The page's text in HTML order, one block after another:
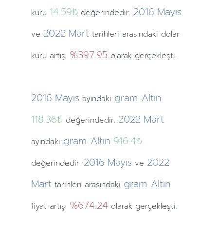
kuru 14.59₺değerindedir. 2016 Mayıs
ve 2022 Mart tarihleri arasındaki dolar
kuru artışı %397.95 olarak gerçekleşti.
2016 Mayıs ayındaki gram Altın
118.36₺değerindedir. 2022 Mart
ayındaki gram Altın 916.4₺
değerindedir. 2016 Mayıs ve 2022
Mart tarihleri arasındaki gram Altın
fiyat artışı %674.24 olarak gerçekleşti.